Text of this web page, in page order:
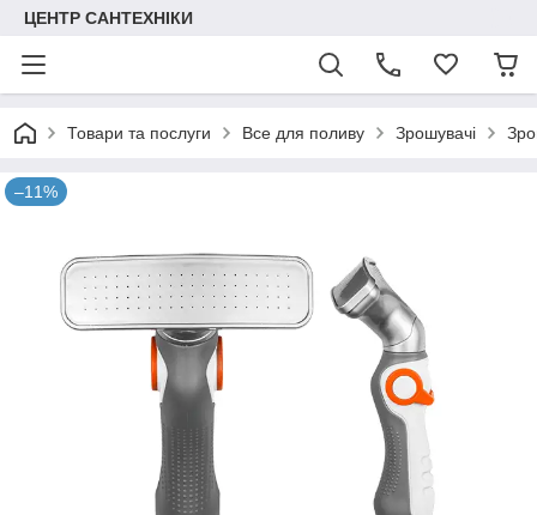
ЦЕНТР САНТЕХНІКИ
Товари та послуги Все для поливу Зрошувачі
–11%